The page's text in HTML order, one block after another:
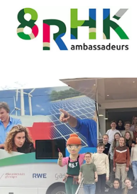
Doorgaan
naar
inhoud